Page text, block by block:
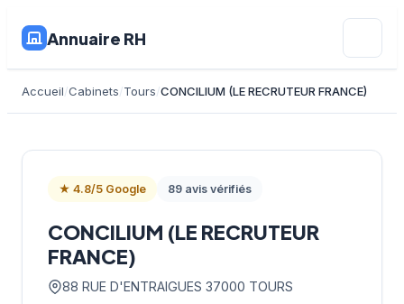
Annuaire RH
Accueil Cabinets Tours CONCILIUM (LE RECRUTEUR FRANCE)
★ 4.8/5 Google 89 avis vérifiés
CONCILIUM (LE RECRUTEUR
FRANCE)
88 RUE D'ENTRAIGUES 37000 TOURS